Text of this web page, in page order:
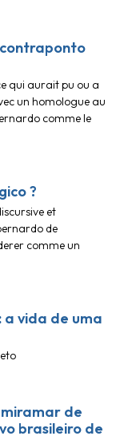
qui aurait pu ou a
un homologue au
comme le
?
et
de
comme un
vida de uma
de
brasileiro de